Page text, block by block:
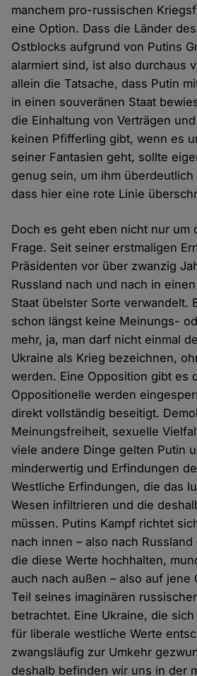
manchem pro-russischen
eine Option. Dass die Länder
Ostblocks aufgrund von Putins
alarmiert sind, ist also durchaus
allein die Tatsache, dass Putin
in einen souveränen Staat
die Einhaltung von Verträgen
keinen Pfifferling gibt, wenn es
seiner Fantasien geht, sollte
genug sein, um ihm überdeutlich
dass hier eine rote Linie
Doch es geht eben nicht nur um
Frage. Seit seiner erstmaligen
Präsidenten vor über zwanzig
Russland nach und nach in
Staat übelster Sorte verwandelt.
schon längst keine Meinungs-
mehr, ja, man darf nicht einmal
Ukraine als Krieg bezeichnen,
werden. Eine Opposition gibt es
Oppositionelle werden
direkt vollständig beseitigt.
Meinungsfreiheit, sexuelle
viele andere Dinge gelten Putin
minderwertig und Erfindungen
Westliche Erfindungen, die das
Wesen infiltrieren und die
müssen. Putins Kampf richtet
nach innen – also nach Russland
die diese Werte hochhalten,
auch nach außen – also auf jene
Teil seines imaginären
betrachtet. Eine Ukraine, die
für liberale westliche Werte
zwangsläufig zur Umkehr
deshalb befinden wir uns in der